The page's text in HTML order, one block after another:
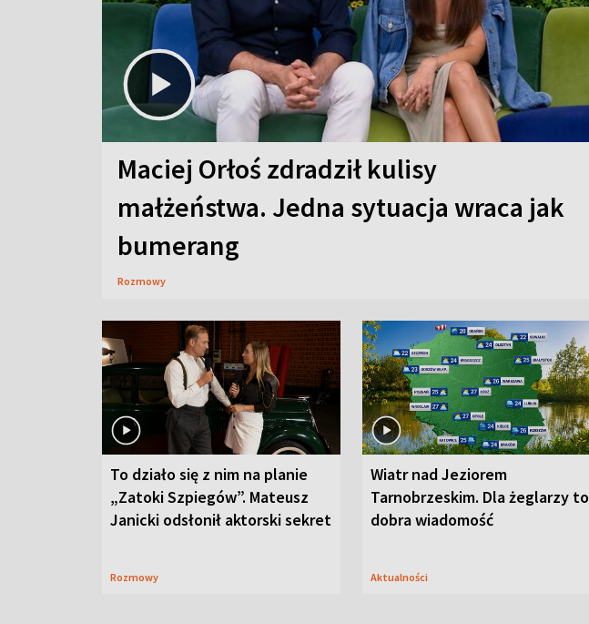
Maciej Orłoś zdradził kulisy
małżeństwa. Jedna sytuacja wraca jak
bumerang
Rozmowy
To działo się z nim na planie
„Zatoki Szpiegów”. Mateusz
Janicki odsłonił aktorski sekret
Rozmowy
Wiatr nad Jeziorem
Tarnobrzeskim. Dla żeglarzy to
dobra wiadomość
Aktualności